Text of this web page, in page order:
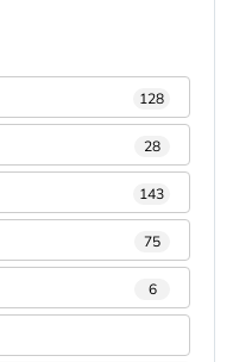
128
28
143
75
6